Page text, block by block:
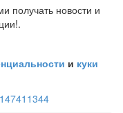
получать новости и
и куки